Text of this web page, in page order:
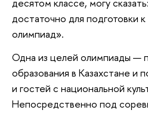
достаточно для подготовки
олимпиад».
Одна из целей олимпиады —
образования в Казахстане и
и гостей с национальной
Непосредственно под